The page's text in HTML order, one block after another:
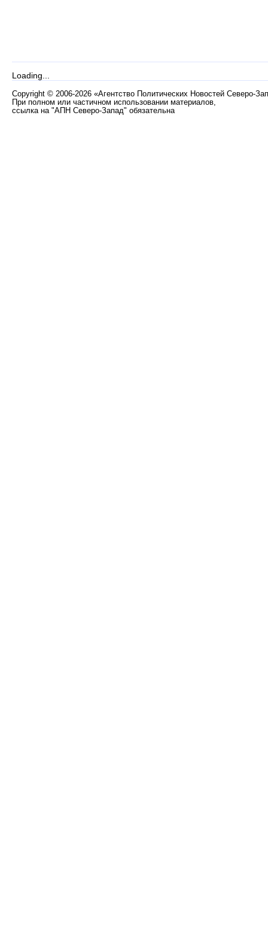
Loading...
Copyright © 2006-2026 «Агентство Политических Новостей Северо-
При полном или частичном использовании материалов,
ссылка на "АПН Северо-Запад" обязательна